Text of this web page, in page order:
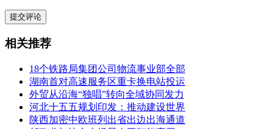
相关推荐
18个铁路局集团公司物流事业部全部
湖南首对高速服务区重卡换电站投运
外贸从沿海“独唱”转向全域协同发力
河北十五五规划印发：推动建设世界
陕西加密中欧班列出省出边出海通道